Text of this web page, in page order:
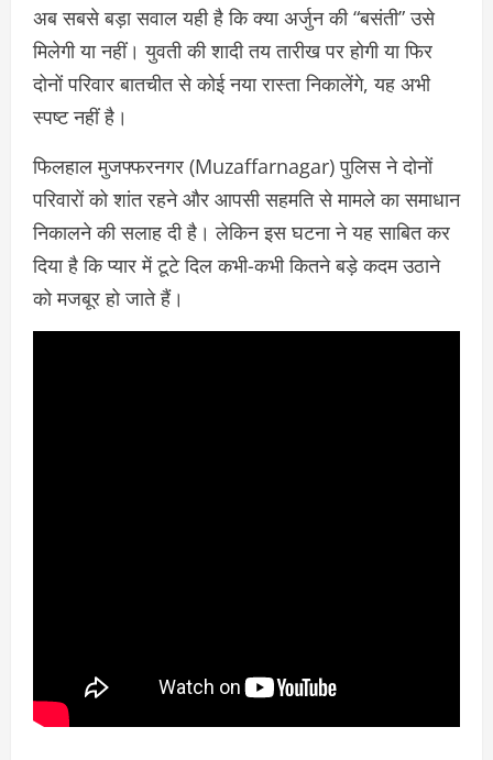
अब सबसे बड़ा सवाल यही है कि क्या अर्जुन की “बसंती” उसे
मिलेगी या नहीं। युवती की शादी तय तारीख पर होगी या फिर
दोनों परिवार बातचीत से कोई नया रास्ता निकालेंगे, यह अभी
स्पष्ट नहीं है।
फिलहाल मुजफ्फरनगर (Muzaffarnagar) पुलिस ने दोनों
परिवारों को शांत रहने और आपसी सहमति से मामले का समाधान
निकालने की सलाह दी है। लेकिन इस घटना ने यह साबित कर
दिया है कि प्यार में टूटे दिल कभी-कभी कितने बड़े कदम उठाने
को मजबूर हो जाते हैं।